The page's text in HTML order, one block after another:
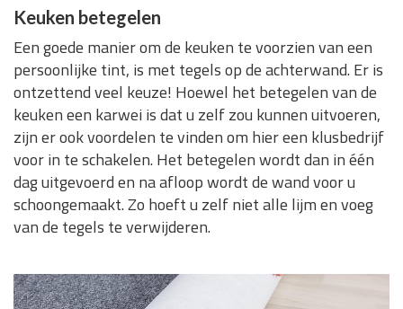
Keuken betegelen
Een goede manier om de keuken te voorzien van een
persoonlijke tint, is met tegels op de achterwand. Er is
ontzettend veel keuze! Hoewel het betegelen van de
keuken een karwei is dat u zelf zou kunnen uitvoeren,
zijn er ook voordelen te vinden om hier een klusbedrijf
voor in te schakelen. Het betegelen wordt dan in één
dag uitgevoerd en na afloop wordt de wand voor u
schoongemaakt. Zo hoeft u zelf niet alle lijm en voeg
van de tegels te verwijderen.